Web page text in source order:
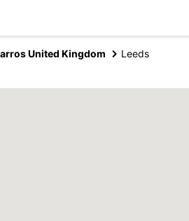
United Kingdom Leeds